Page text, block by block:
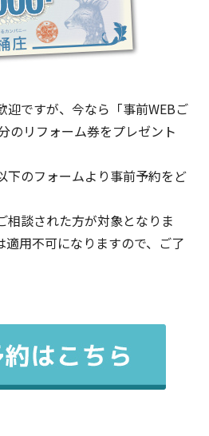
迎ですが、今なら「事前WEBご
のリフォーム券をプレゼント
下のフォームより事前予約をど
談された方が対象となりま
適用不可になりますので、ご了